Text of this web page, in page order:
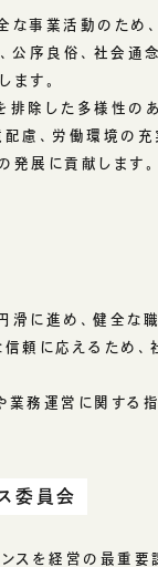
な事業活動のため
公序良俗、社会通
ます。
排除した多様性の
配慮、労働環境の
発展に貢献します。
滑に進め、健全な
信頼に応えるため、
業務運営に関する指
委員会
スを経営の最重要